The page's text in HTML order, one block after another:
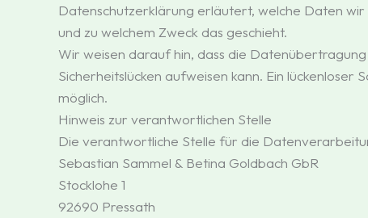
Datenschutzerklärung erläutert, welche Daten
und zu welchem Zweck das geschieht.
Wir weisen darauf hin, dass die
Sicherheitslücken aufweisen kann. Ein
möglich.
Hinweis zur verantwortlichen Stelle
Die verantwortliche Stelle für die
Sebastian Sammel & Betina Goldbach GbR
Stocklohe 1
92690 Pressath